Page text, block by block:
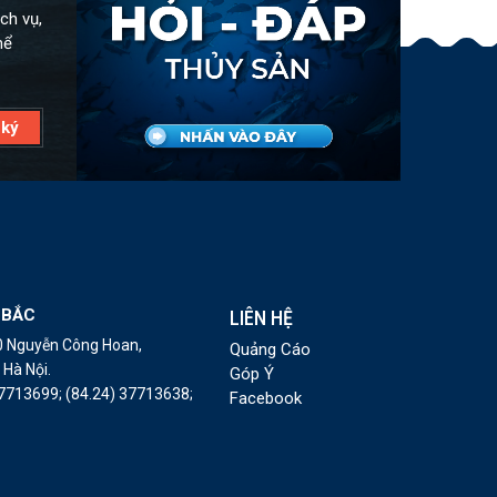
vụ,
Công Hoan,
Nội.
(84.24) 37713638;
LIÊN HỆ
Quảng Cáo
Góp Ý
Facebook